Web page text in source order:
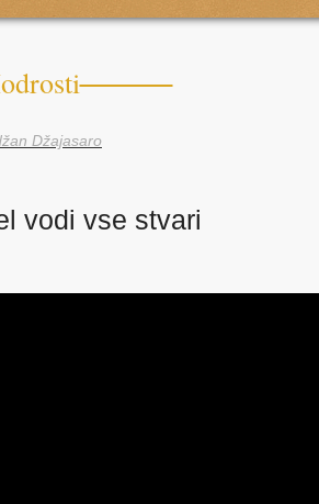
Džajasaro
vodi vse stvari